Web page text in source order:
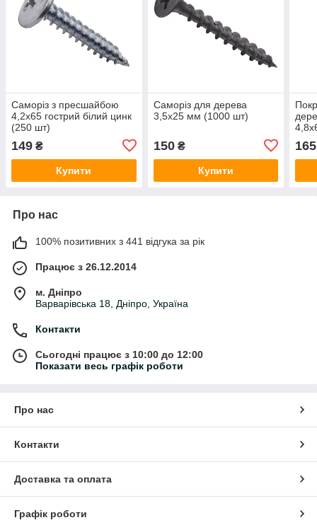
Саморіз з пресшайбою
4,2х65 гострий білий цинк
(250 шт)
149 ₴
Купити
Саморіз для дерева
3,5х25 мм (1000 шт)
150₴
Купити
165
Про нас
100% позитивних з 441 відгука за рік
Працює з 26.12.2014
м. Дніпро
Варварівська 18, Дніпро, Україна
Контакти
Сьогодні працює з 10:00 до 12:00
Показати весь графік роботи
Про нас
Контакти
Доставка та оплата
Графік роботи